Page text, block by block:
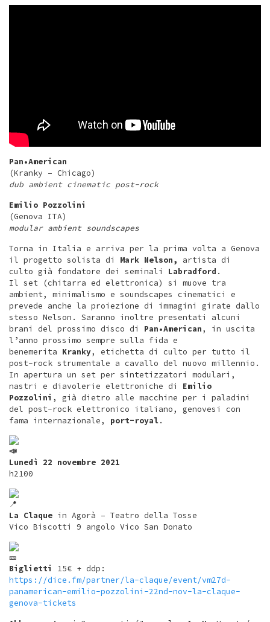
Pan•American
(Kranky – Chicago)
dub ambient cinematic post-rock
Emilio Pozzolini
(Genova ITA)
modular ambient soundscapes
Torna in Italia e arriva per la prima volta a Genova
il progetto solista di Mark Nelson, artista di
culto già fondatore dei seminali Labradford .
Il set (chitarra ed elettronica) si muove tra
ambient, minimalismo e soundscapes cinematici e
prevede anche la proiezione di immagini girate dallo
stesso Nelson. Saranno inoltre presentati alcuni
brani del prossimo disco di Pan•American, in uscita
l’anno prossimo sempre sulla fida e
benemerita Kranky, etichetta di culto per tutto il
post-rock strumentale a cavallo del nuovo millennio.
In apertura un set per sintetizzatori modulari,
nastri e diavolerie elettroniche di Emilio
Pozzolini , già dietro alle macchine per i paladini
del post-rock elettronico italiano, genovesi con
fama internazionale, port-royal.
Lunedì 22 novembre 2021
h2100
La Claque in Agorà – Teatro della Tosse
Vico Biscotti 9 angolo Vico San Donato
Biglietti
15€ + ddp:
https://dice.fm/partner/la-claque/event/vm27d-
panamerican-emilio-pozzolini-22nd-nov-la-claque-
genova-tickets